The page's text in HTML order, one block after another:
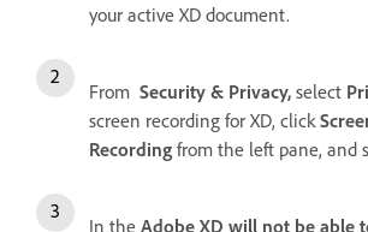
your active XD document.
From Security & Privacy, select
screen recording for XD, click
Recording from the left pane, and
In the Adobe XD will not be able